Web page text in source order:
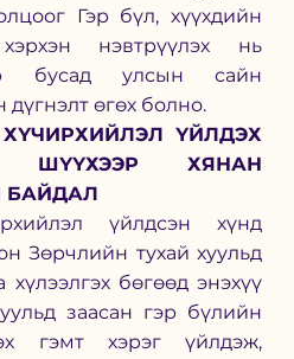
Гэр бүл, хүүхдийн
нэвтрүүлэх нь
бусад улсын сайн
дүгнэлт өгөх болно.
ҮЙЛДЭХ
ШҮҮХЭЭР ХЯНАН
БАЙДАЛ
үйлдсэн хүнд
Зөрчлийн тухай хуульд
хүлээлгэх бөгөөд энэхүү
заасан гэр бүлийн
гэмт хэрэг үйлдэж,